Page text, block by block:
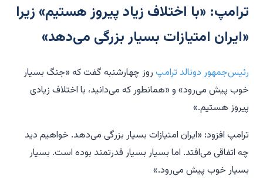
ترامپ: «با اختلاف زیاد پیروز هستیم» زیرا
«ایران امتیازات بسیار بزرگی می‌دهد»
رئیس‌جمهور دونالد ترامپ روز چهارشنبه گفت که «جنگ بسیار
خوب پیش می‌رود» و «همانطور که می‌دانید، با اختلاف زیادی
پیروز هستیم.»
ترامپ افزود: «ایران امتیازات بسیار بزرگی می‌دهد. خواهیم دید
چه اتفاقی می‌افتد. اما بسیار بسیار قدرتمند بوده است. بسیار
بسیار خوب پیش می‌رود.»